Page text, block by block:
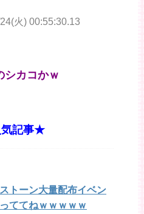
火) 00:55:30.13
シカコかｗ
記事★
トーン大量配布イベン
ててねｗｗｗｗｗ